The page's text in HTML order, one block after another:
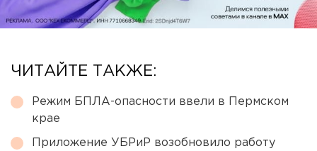
ЧИТАЙТЕ ТАКЖЕ:
Режим БПЛА-опасности ввели в Пермском
крае
Приложение УБРиР возобновило работу